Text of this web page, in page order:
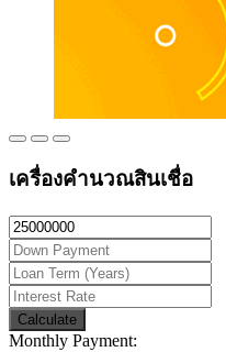
เครื่องคำนวณสินเชื่อ
Calculate
Monthly Payment: